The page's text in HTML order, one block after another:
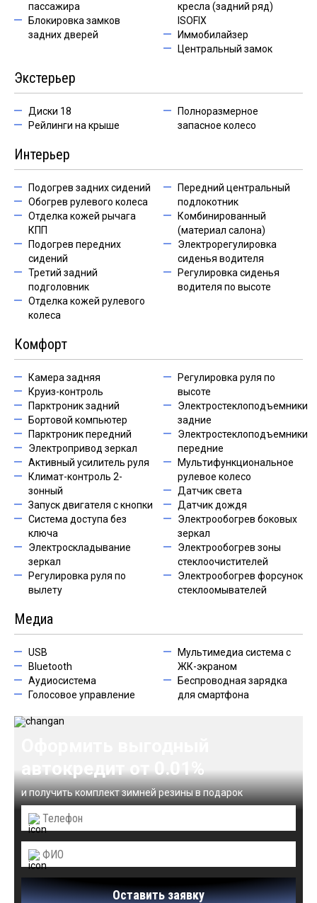
пассажира
Блокировка замков
задних дверей
кресла (задний ряд)
ISOFIX
Иммобилайзер
Центральный замок
Экстерьер
Диски 18
Рейлинги на крыше
Полноразмерное
запасное колесо
Интерьер
Подогрев задних сидений
Обогрев рулевого колеса
Отделка кожей рычага
КПП
Подогрев передних
сидений
Третий задний
подголовник
Отделка кожей рулевого
колеса
Передний центральный
подлокотник
Комбинированный
(материал салона)
Электрорегулировка
сиденья водителя
Регулировка сиденья
водителя по высоте
Комфорт
Камера задняя
Круиз-контроль
Парктроник задний
Бортовой компьютер
Парктроник передний
Электропривод зеркал
Активный усилитель руля
Климат-контроль 2-
зонный
Запуск двигателя с кнопки
Система доступа без
ключа
Электроскладывание
зеркал
Регулировка руля по
вылету
Регулировка руля по
высоте
Электростеклоподъемники
задние
Электростеклоподъемники
передние
Мультифункциональное
рулевое колесо
Датчик света
Датчик дождя
Электрообогрев боковых
зеркал
Электрообогрев зоны
стеклоочистителей
Электрообогрев форсунок
стеклоомывателей
Медиа
USB
Bluetooth
Аудиосистема
Голосовое управление
Мультимедиа система с
ЖК-экраном
Беспроводная зарядка
для смартфона
автокредит от 0.01%
и получить комплект зимней резины в подарок
Оставить заявку